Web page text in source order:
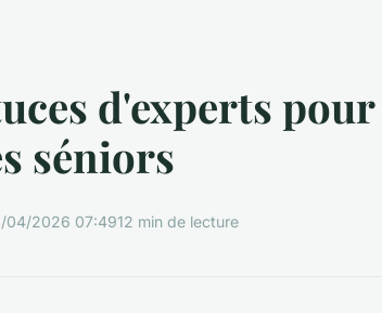
d'experts
séniors
04/2026 07:4912 min de lecture